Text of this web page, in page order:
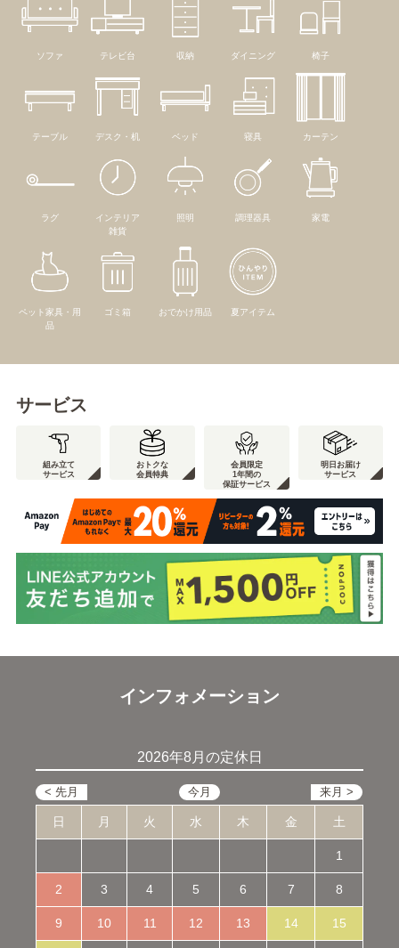
ソファ テレビ台 収納 ダイニング 椅子
テーブル デスク・机 ベッド 寝具 カーテン
ラグ
インテリア
雑貨
照明 調理器具 家電
ペット家具・用
品
ゴミ箱 おでかけ用品 夏アイテム
サービス
組み立て
サービス
おトクな
会員特典
会員限定
1年間の
保証サービス
明日お届け
サービス
インフォメーション
2026年8月の定休日
日 月 火 水 木 金 土
1
2 3 4 5 6 7 8
9 10 11 12 13 14 15